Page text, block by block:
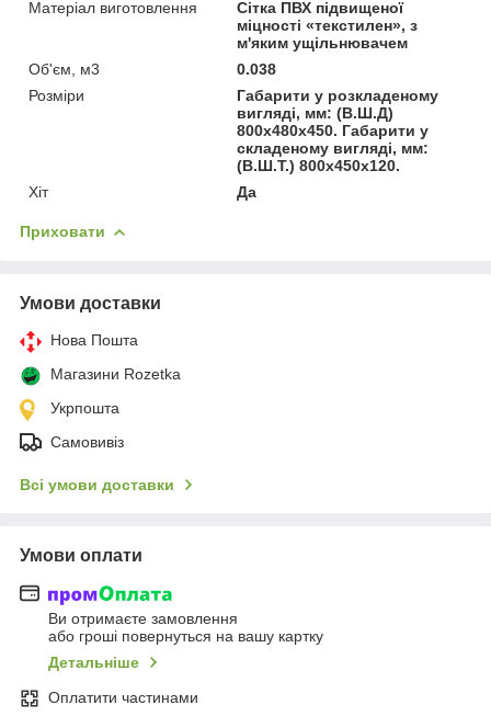
Матеріал виготовлення
Cітка ПВХ підвищеної
міцності «текстилен», з
м'яким ущільнювачем
Об'єм, м3
0.038
Розміри
Габарити у розкладеному
вигляді, мм: (В.Ш.Д)
800х480х450. Габарити у
складеному вигляді, мм:
(В.Ш.Т.) 800х450х120.
Хіт
Да
Приховати
Умови доставки
Нова Пошта
Магазини Rozetka
Укрпошта
Самовивіз
Всі умови доставки
Умови оплати
Ви отримаєте замовлення
або гроші повернуться на вашу картку
Детальніше
Оплатити частинами